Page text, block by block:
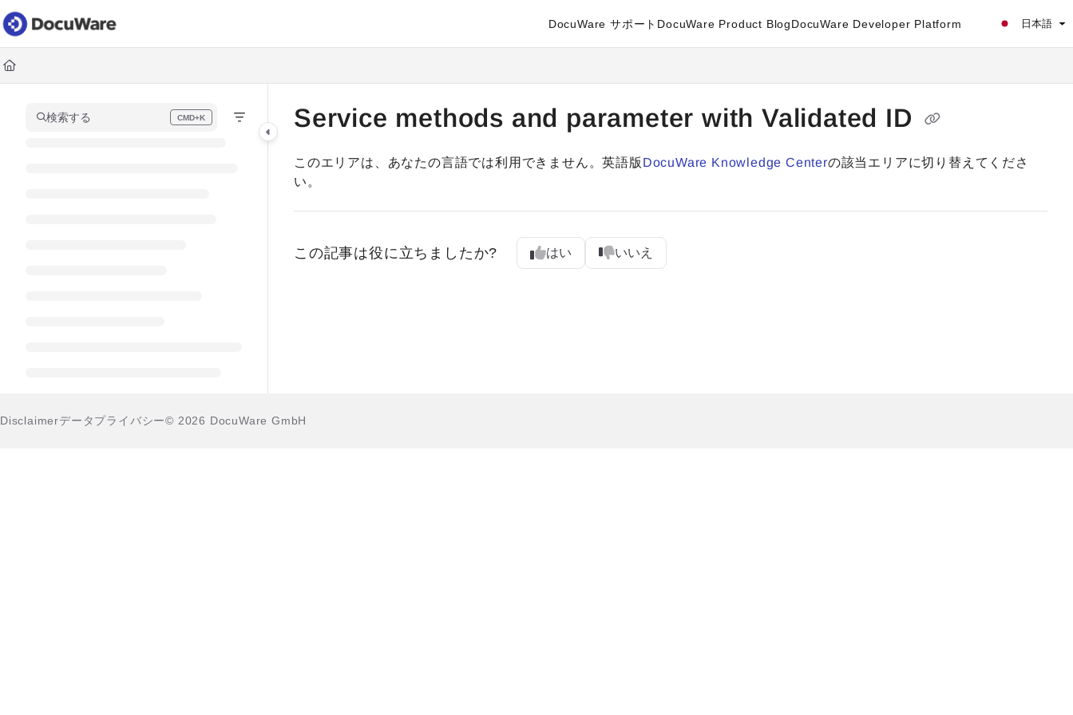
Documentation Index
Fetch the complete documentation index at:
Use this file to discover all available pages before exploring further.
DocuWare サポート DocuWare Product BlogDocuWare Developer Platform 日本語
検索する CMD+K
Press CMD+K to open search Service methods and parameter with Validated ID
このエリアは、あなたの言語では利用できません。英語版 DocuWare Knowledge Centerの該当エリアに切り替えてくださ
い。
この記事は役に立ちましたか? はい いいえ
Disclaimerデータプライバシー© 2026 DocuWare GmbH